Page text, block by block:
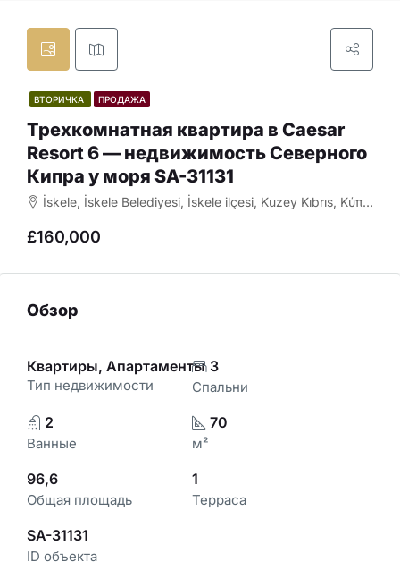
ВТОРИЧКА ПРОДАЖА
Трехкомнатная квартира в Caesar
Resort 6 — недвижимость Северного
Кипра у моря SA-31131
İskele, İskele Belediyesi, İskele ilçesi, Kuzey Kıbrıs, Κύπρος - Kıbrıs
£160,000
Обзор
Квартиры, Апартаменты
Тип недвижимости
3
Спальни
2
Ванные
70
м²
96,6
Общая площадь
1
Терраса
SA-31131
ID объекта